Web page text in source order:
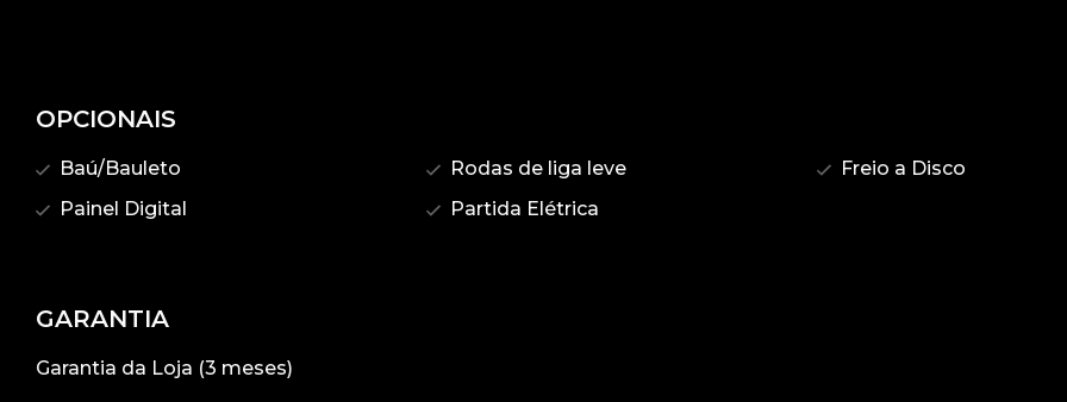
OPCIONAIS
Baú/Bauleto Rodas de liga leve
Freio a Disco
Painel Digital
Partida Elétrica
GARANTIA
Garantia da Loja (3 meses)